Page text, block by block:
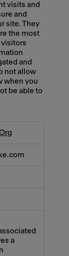
visits and
and
site. They
the most
visitors
and
not allow
when you
be able to
a